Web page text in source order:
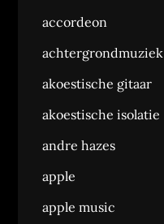
accordeon
achtergrondmuziek
akoestische gitaar
akoestische isolatie
andre hazes
apple
apple music